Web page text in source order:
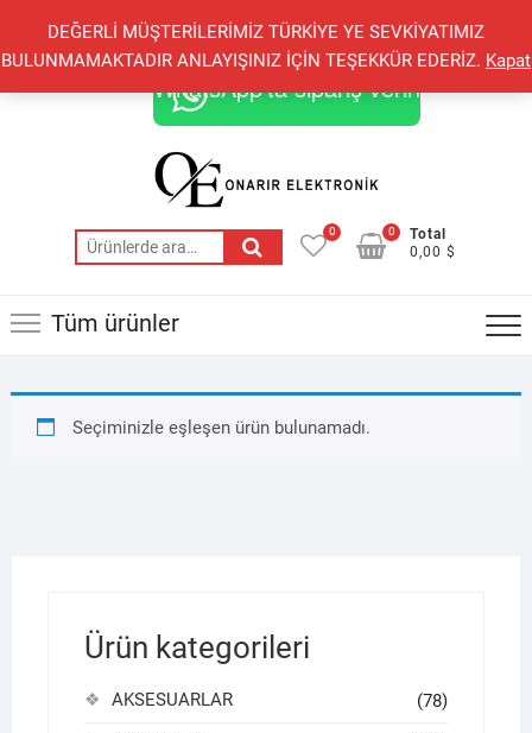
DEĞERLİ MÜŞTERİLERİMİZ TÜRKİYE YE SEVKİYATIMIZ
BULUNMAMAKTADIR ANLAYIŞINIZ İÇİN TEŞEKKÜR EDERİZ. Kapat
content
+90 548 821 78 85 +90 548 855 25 53
onarirelektronik@gmail.com
WhatsApp'ta sipariş verin
Ara:
0
Total
0,00 $
0
Tüm ürünler
Seçiminizle eşleşen ürün bulunamadı.
Ürün kategorileri
AKSESUARLAR (78)